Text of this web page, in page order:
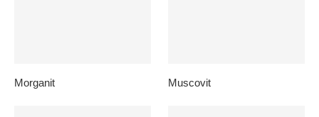
Morganit Muscovit